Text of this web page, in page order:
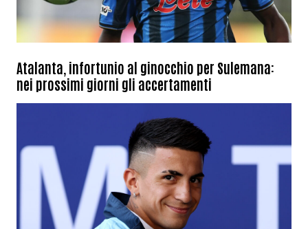
Atalanta, infortunio al ginocchio per Sulemana:
nei prossimi giorni gli accertamenti